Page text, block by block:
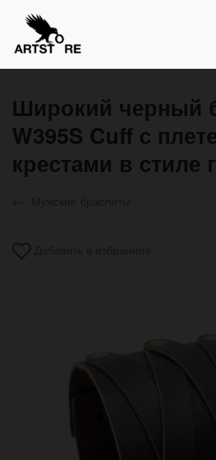
Широкий черный
W395S Cuff с
крестами в стиле